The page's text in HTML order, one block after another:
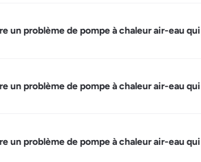
un problème de pompe à chaleur air-eau
un problème de pompe à chaleur air-eau
un problème de pompe à chaleur air-eau